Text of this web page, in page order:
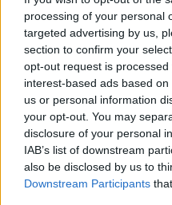
processing of your personal
targeted advertising by us,
section to confirm your
opt-out request is
interest-based ads based
us or personal information
your opt-out. You may
disclosure of your personal
IAB’s list of downstream
also be disclosed by us to
Downstream Participants
10 rețete cu